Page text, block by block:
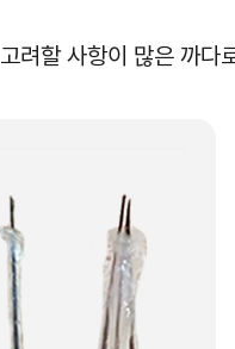
고려할 사항이 많은 까다